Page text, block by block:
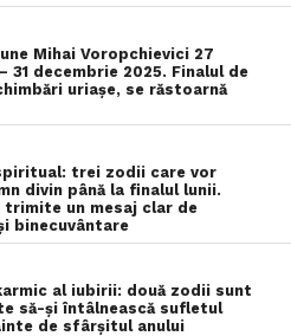
Mihai Voropchievici 27
31 decembrie 2025. Finalul de
uriașe, se răstoarnă
trei zodii care vor
divin până la finalul lunii.
trimite un mesaj clar de
binecuvântare
al iubirii: două zodii sunt
să-și întâlnească sufletul
de sfârșitul anului